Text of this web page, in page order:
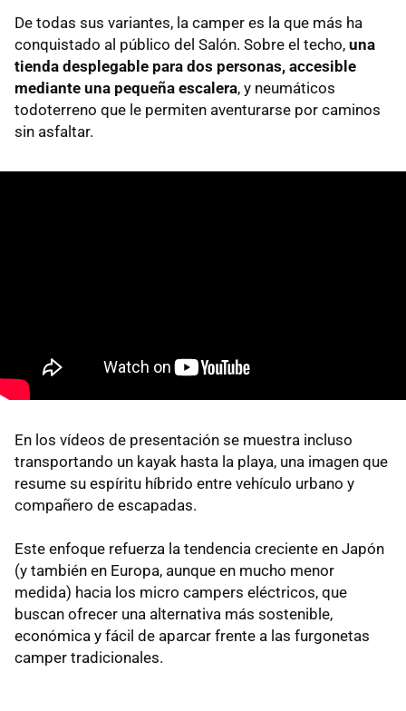
De todas sus variantes, la camper es la que más ha
conquistado al público del Salón. Sobre el techo, una
tienda desplegable para dos personas, accesible
mediante una pequeña escalera, y neumáticos
todoterreno que le permiten aventurarse por caminos
sin asfaltar.
En los vídeos de presentación se muestra incluso
transportando un kayak hasta la playa, una imagen que
resume su espíritu híbrido entre vehículo urbano y
compañero de escapadas.
Este enfoque refuerza la tendencia creciente en Japón
(y también en Europa, aunque en mucho menor
medida) hacia los micro campers eléctricos, que
buscan ofrecer una alternativa más sostenible,
económica y fácil de aparcar frente a las furgonetas
camper tradicionales.